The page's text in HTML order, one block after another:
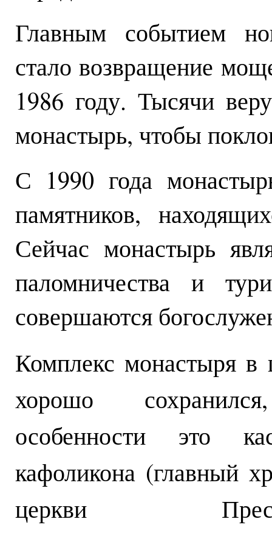
Главным событием
стало возвращение
1986 году. Тысячи
монастырь, чтобы
С 1990 года
памятников,
Сейчас монастырь
паломничества и
совершаются
Комплекс монастыря в
хорошо
особенности это
кафоликона (главный
церкви